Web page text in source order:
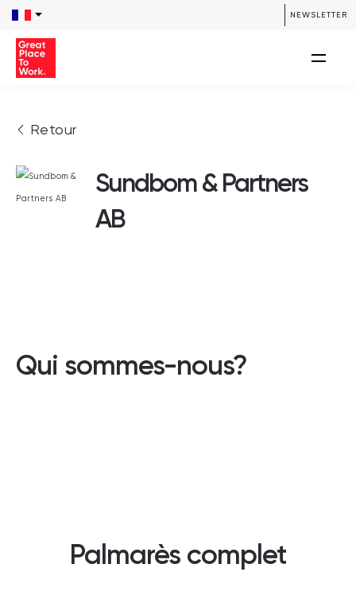
NEWSLETTER
Retour
Sundbom & Partners
AB
Qui sommes-nous?
Palmarès complet